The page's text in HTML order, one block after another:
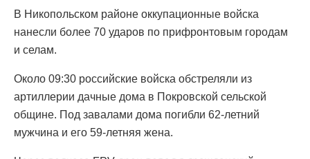
В Никопольском районе оккупационные войска
нанесли более 70 ударов по прифронтовым городам
и селам.
Около 09:30 российские войска обстреляли из
артиллерии дачные дома в Покровской сельской
общине. Под завалами дома погибли 62-летний
мужчина и его 59-летняя жена.